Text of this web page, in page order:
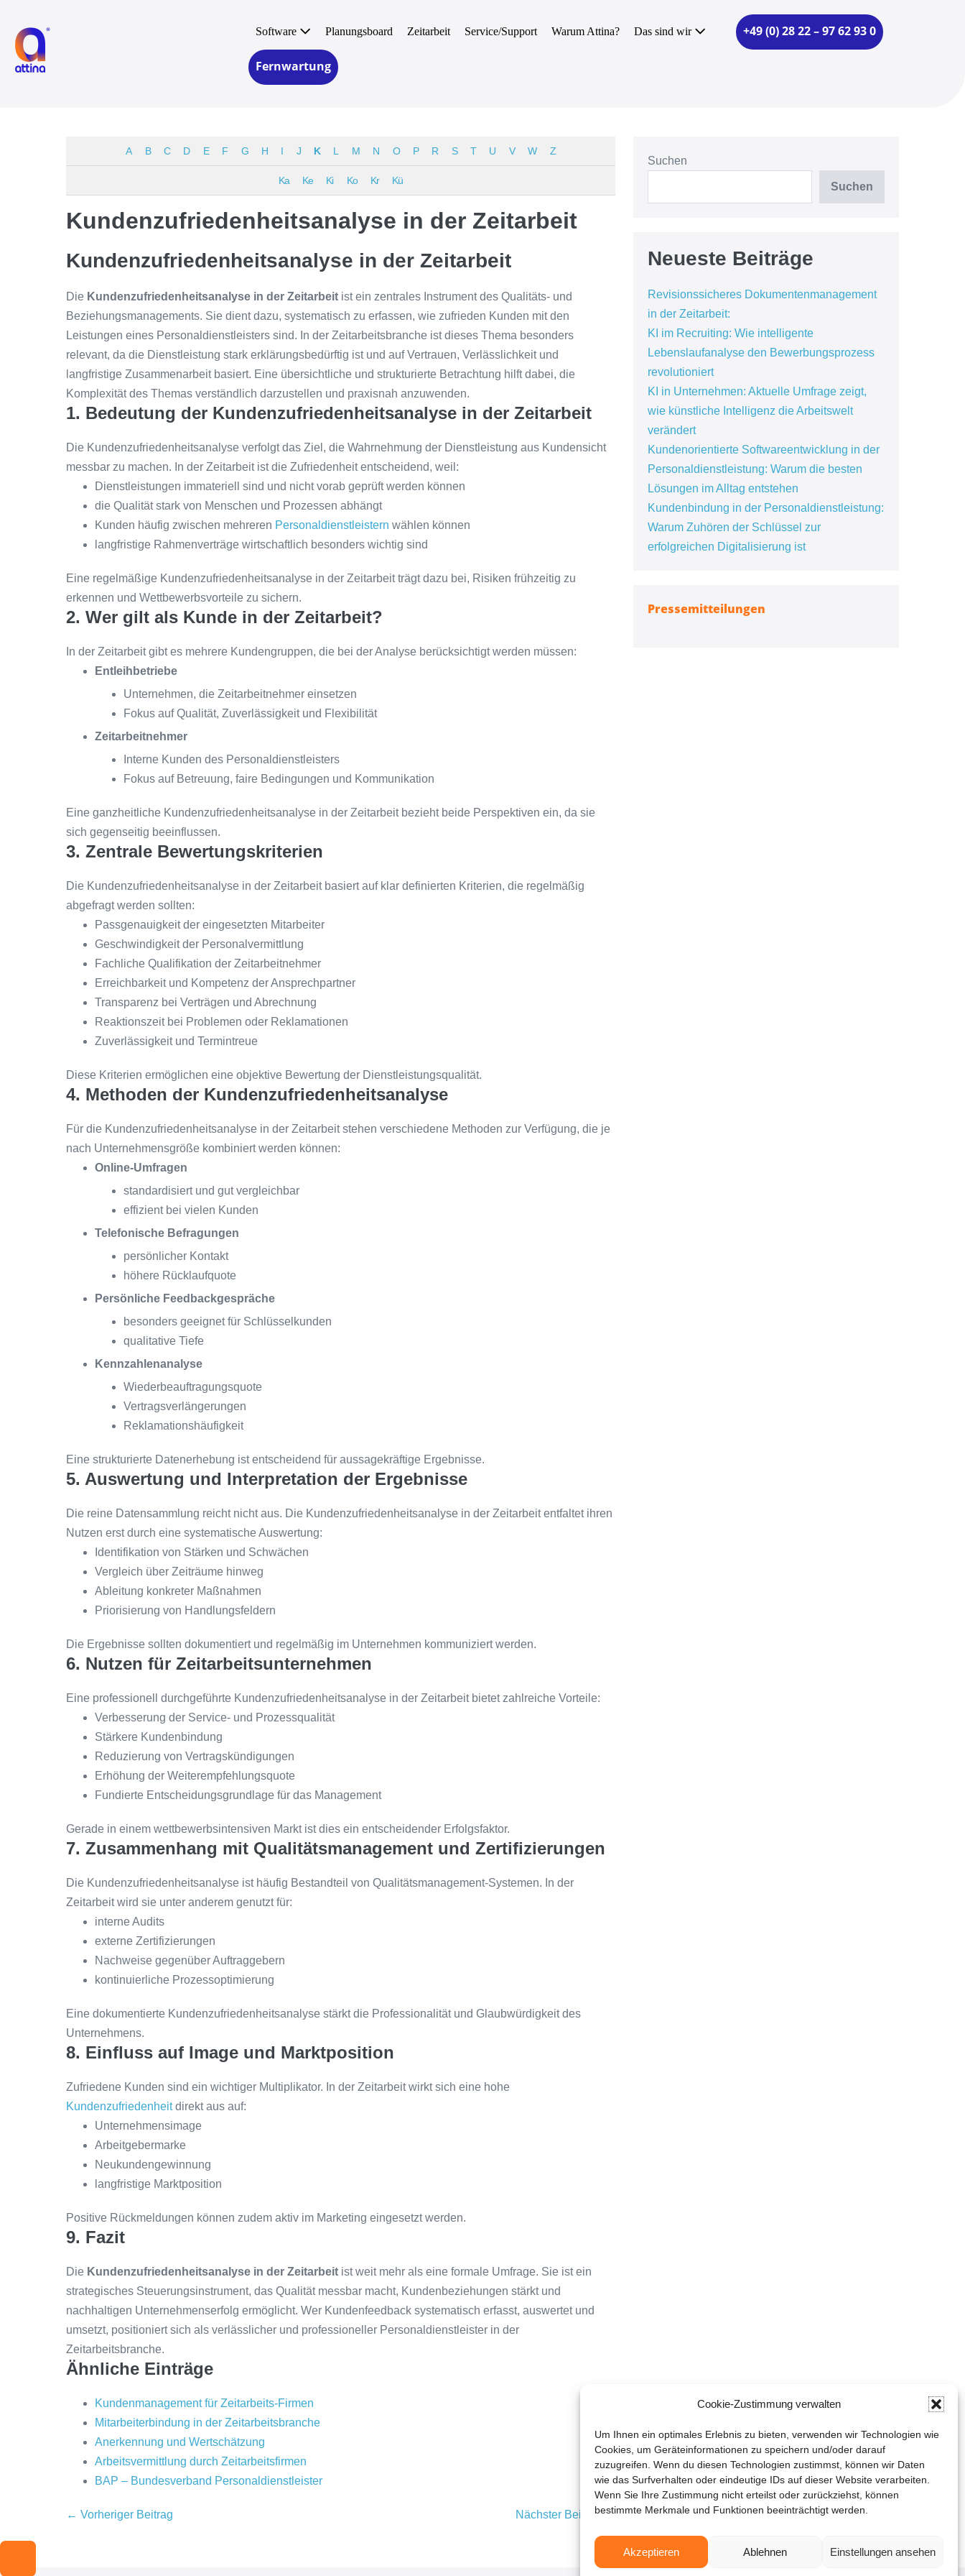
Cookie-Zustimmung verwalten
Um Ihnen ein optimales Erlebnis zu bieten, verwenden wir Technologien wie
Cookies, um Geräteinformationen zu speichern und/oder darauf
zuzugreifen. Wenn du diesen Technologien zustimmst, können wir Daten
wie das Surfverhalten oder eindeutige IDs auf dieser Website verarbeiten.
Wenn Sie Ihre Zustimmung nicht erteilst oder zurückziehst, können
bestimmte Merkmale und Funktionen beeinträchtigt werden.
Akzeptieren Ablehnen Einstellungen ansehen
Inhalt
springen
Software Planungsboard Zeitarbeit Service/Support Warum Attina? Das sind wir +49 (0) 28 22 – 97 62 93 0
Fernwartung
A B C D E F G H I J K L M N O P R S T U V W Z
Ka Ke Ki Ko Kr Kü
Kundenzufriedenheitsanalyse in der Zeitarbeit
Kundenzufriedenheitsanalyse in der Zeitarbeit
Die Kundenzufriedenheitsanalyse in der Zeitarbeit ist ein zentrales Instrument des Qualitäts- und
Beziehungsmanagements. Sie dient dazu, systematisch zu erfassen, wie zufrieden Kunden mit den
Leistungen eines Personaldienstleisters sind. In der Zeitarbeitsbranche ist dieses Thema besonders
relevant, da die Dienstleistung stark erklärungsbedürftig ist und auf Vertrauen, Verlässlichkeit und
langfristige Zusammenarbeit basiert. Eine übersichtliche und strukturierte Betrachtung hilft dabei, die
Komplexität des Themas verständlich darzustellen und praxisnah anzuwenden.
1. Bedeutung der Kundenzufriedenheitsanalyse in der Zeitarbeit
Die Kundenzufriedenheitsanalyse verfolgt das Ziel, die Wahrnehmung der Dienstleistung aus Kundensicht
messbar zu machen. In der Zeitarbeit ist die Zufriedenheit entscheidend, weil:
Dienstleistungen immateriell sind und nicht vorab geprüft werden können
die Qualität stark von Menschen und Prozessen abhängt
Kunden häufig zwischen mehreren Personaldienstleistern wählen können
langfristige Rahmenverträge wirtschaftlich besonders wichtig sind
Eine regelmäßige Kundenzufriedenheitsanalyse in der Zeitarbeit trägt dazu bei, Risiken frühzeitig zu
erkennen und Wettbewerbsvorteile zu sichern.
2. Wer gilt als Kunde in der Zeitarbeit?
In der Zeitarbeit gibt es mehrere Kundengruppen, die bei der Analyse berücksichtigt werden müssen:
Entleihbetriebe
Unternehmen, die Zeitarbeitnehmer einsetzen
Fokus auf Qualität, Zuverlässigkeit und Flexibilität
Zeitarbeitnehmer
Interne Kunden des Personaldienstleisters
Fokus auf Betreuung, faire Bedingungen und Kommunikation
Eine ganzheitliche Kundenzufriedenheitsanalyse in der Zeitarbeit bezieht beide Perspektiven ein, da sie
sich gegenseitig beeinflussen.
3. Zentrale Bewertungskriterien
Die Kundenzufriedenheitsanalyse in der Zeitarbeit basiert auf klar definierten Kriterien, die regelmäßig
abgefragt werden sollten:
Passgenauigkeit der eingesetzten Mitarbeiter
Geschwindigkeit der Personalvermittlung
Fachliche Qualifikation der Zeitarbeitnehmer
Erreichbarkeit und Kompetenz der Ansprechpartner
Transparenz bei Verträgen und Abrechnung
Reaktionszeit bei Problemen oder Reklamationen
Zuverlässigkeit und Termintreue
Diese Kriterien ermöglichen eine objektive Bewertung der Dienstleistungsqualität.
4. Methoden der Kundenzufriedenheitsanalyse
Für die Kundenzufriedenheitsanalyse in der Zeitarbeit stehen verschiedene Methoden zur Verfügung, die je
nach Unternehmensgröße kombiniert werden können:
Online-Umfragen
standardisiert und gut vergleichbar
effizient bei vielen Kunden
Telefonische Befragungen
persönlicher Kontakt
höhere Rücklaufquote
Persönliche Feedbackgespräche
besonders geeignet für Schlüsselkunden
qualitative Tiefe
Kennzahlenanalyse
Wiederbeauftragungsquote
Vertragsverlängerungen
Reklamationshäufigkeit
Eine strukturierte Datenerhebung ist entscheidend für aussagekräftige Ergebnisse.
5. Auswertung und Interpretation der Ergebnisse
Die reine Datensammlung reicht nicht aus. Die Kundenzufriedenheitsanalyse in der Zeitarbeit entfaltet ihren
Nutzen erst durch eine systematische Auswertung:
Identifikation von Stärken und Schwächen
Vergleich über Zeiträume hinweg
Ableitung konkreter Maßnahmen
Priorisierung von Handlungsfeldern
Die Ergebnisse sollten dokumentiert und regelmäßig im Unternehmen kommuniziert werden.
6. Nutzen für Zeitarbeitsunternehmen
Eine professionell durchgeführte Kundenzufriedenheitsanalyse in der Zeitarbeit bietet zahlreiche Vorteile:
Verbesserung der Service- und Prozessqualität
Stärkere Kundenbindung
Reduzierung von Vertragskündigungen
Erhöhung der Weiterempfehlungsquote
Fundierte Entscheidungsgrundlage für das Management
Gerade in einem wettbewerbsintensiven Markt ist dies ein entscheidender Erfolgsfaktor.
7. Zusammenhang mit Qualitätsmanagement und Zertifizierungen
Die Kundenzufriedenheitsanalyse ist häufig Bestandteil von Qualitätsmanagement-Systemen. In der
Zeitarbeit wird sie unter anderem genutzt für:
interne Audits
externe Zertifizierungen
Nachweise gegenüber Auftraggebern
kontinuierliche Prozessoptimierung
Eine dokumentierte Kundenzufriedenheitsanalyse stärkt die Professionalität und Glaubwürdigkeit des
Unternehmens.
8. Einfluss auf Image und Marktposition
Zufriedene Kunden sind ein wichtiger Multiplikator. In der Zeitarbeit wirkt sich eine hohe
Kundenzufriedenheitdirekt aus auf:
Unternehmensimage
Arbeitgebermarke
Neukundengewinnung
langfristige Marktposition
Positive Rückmeldungen können zudem aktiv im Marketing eingesetzt werden.
9. Fazit
Die Kundenzufriedenheitsanalyse in der Zeitarbeit ist weit mehr als eine formale Umfrage. Sie ist ein
strategisches Steuerungsinstrument, das Qualität messbar macht, Kundenbeziehungen stärkt und
nachhaltigen Unternehmenserfolg ermöglicht. Wer Kundenfeedback systematisch erfasst, auswertet und
umsetzt, positioniert sich als verlässlicher und professioneller Personaldienstleister in der
Zeitarbeitsbranche.
Ähnliche Einträge
Kundenmanagement für Zeitarbeits-Firmen
Mitarbeiterbindung in der Zeitarbeitsbranche
Anerkennung und Wertschätzung
Arbeitsvermittlung durch Zeitarbeitsfirmen
BAP – Bundesverband Personaldienstleister
Beitragsnavigation
← Vorheriger Beitrag Nächster Beitrag →
Suchen
Suchen
Neueste Beiträge
Revisionssicheres Dokumentenmanagement
in der Zeitarbeit:
KI im Recruiting: Wie intelligente
Lebenslaufanalyse den Bewerbungsprozess
revolutioniert
KI in Unternehmen: Aktuelle Umfrage zeigt,
wie künstliche Intelligenz die Arbeitswelt
verändert
Kundenorientierte Softwareentwicklung in der
Personaldienstleistung: Warum die besten
Lösungen im Alltag entstehen
Kundenbindung in der Personaldienstleistung:
Warum Zuhören der Schlüssel zur
erfolgreichen Digitalisierung ist
Pressemitteilungen